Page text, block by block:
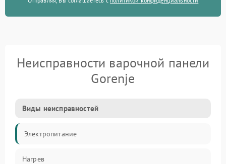
Неисправности варочной панели
Gorenje
Виды неисправностей
Электропитание
Нагрев